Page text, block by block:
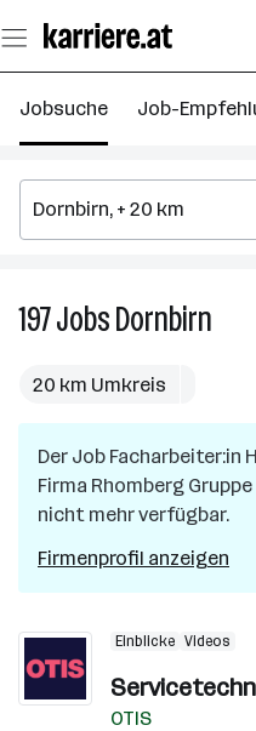
Seiteninhalt
springen
Jobsuche Job-
197JobsDornbirn
20 km Umkreis
Der Job Facharbeiter:in
Firma Rhomberg Gruppe
nicht mehr verfügbar.
Firmenprofil anzeigen
Einblicke Videos
OTIS